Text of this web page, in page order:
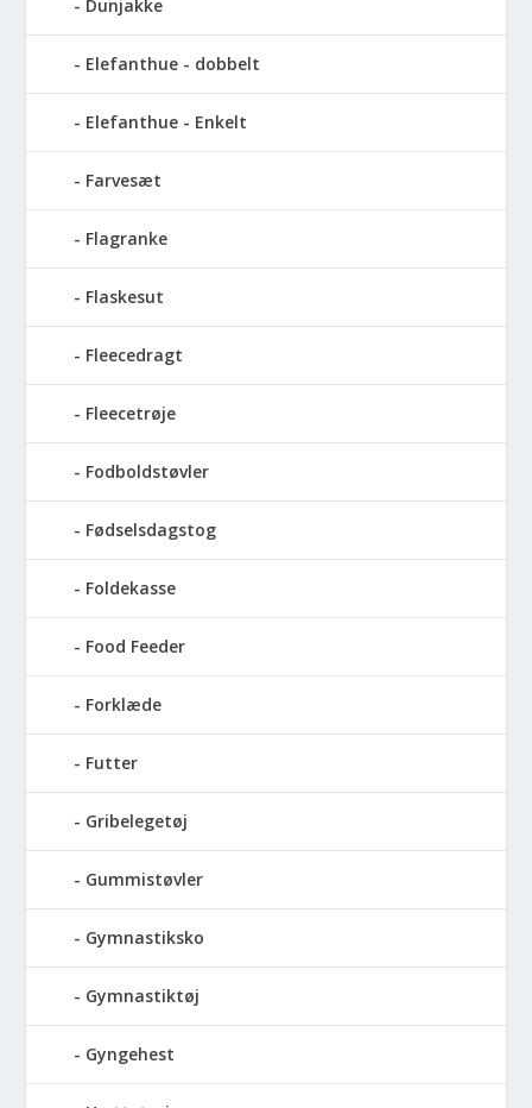
Dunjakke
Elefanthue - dobbelt
Elefanthue - Enkelt
Farvesæt
Flagranke
Flaskesut
Fleecedragt
Fleecetrøje
Fodboldstøvler
Fødselsdagstog
Foldekasse
Food Feeder
Forklæde
Futter
Gribelegetøj
Gummistøvler
Gymnastiksko
Gymnastiktøj
Gyngehest